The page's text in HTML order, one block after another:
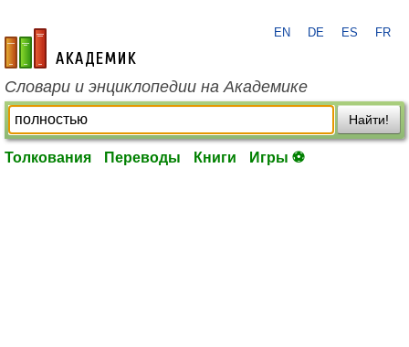
academic.ru
EN DE ES FR
Словари и энциклопедии на Академике
Найти!
Толкования Переводы Книги Игры ⚽